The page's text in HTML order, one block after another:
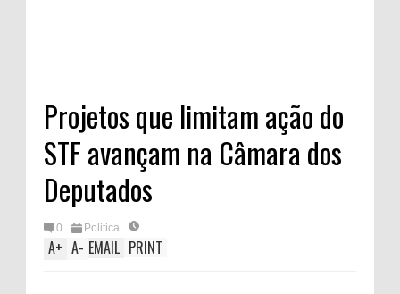
Projetos que limitam ação do
STF avançam na Câmara dos
Deputados
0 Politica
A+ A- EMAIL PRINT